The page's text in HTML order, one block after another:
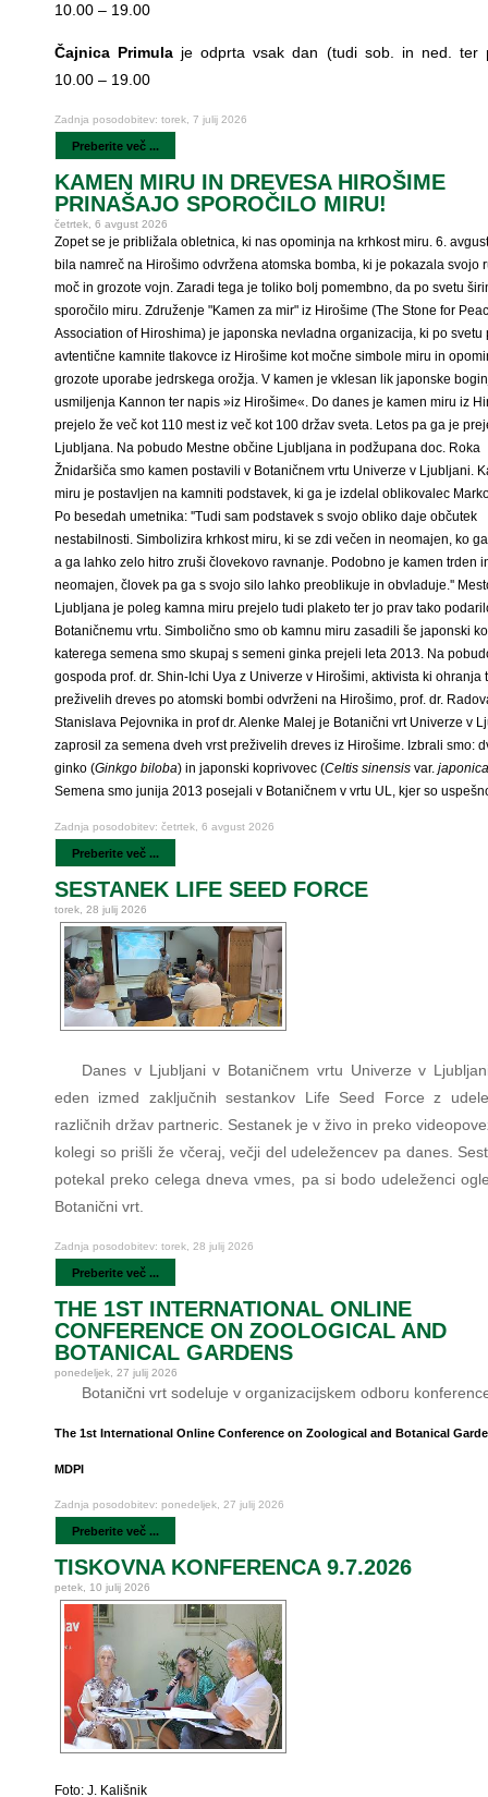
10.00 – 19.00
Čajnica Primula je odprta vsak dan (tudi sob. in ned. ter
10.00 – 19.00
Zadnja posodobitev: torek, 7 julij 2026
Preberite več ...
KAMEN MIRU IN DREVESA HIROŠIME
PRINAŠAJO SPOROČILO MIRU!
četrtek, 6 avgust 2026
Zopet se je približala obletnica, ki nas opominja na krhkost miru. 6.
bila namreč na Hirošimo odvržena atomska bomba, ki je pokazala svojo
moč in grozote vojn. Zaradi tega je toliko bolj pomembno, da po svetu
sporočilo miru. Združenje "Kamen za mir" iz Hirošime (The Stone for
Association of Hiroshima) je japonska nevladna organizacija, ki po svetu
avtentične kamnite tlakovce iz Hirošime kot močne simbole miru in
grozote uporabe jedrskega orožja. V kamen je vklesan lik japonske
usmiljenja Kannon ter napis »iz Hirošime«. Do danes je kamen miru iz
prejelo že več kot 110 mest iz več kot 100 držav sveta. Letos pa ga je
Ljubljana. Na pobudo Mestne občine Ljubljana in podžupana doc. Roka
Žnidaršiča smo kamen postavili v Botaničnem vrtu Univerze v Ljubljani.
miru je postavljen na kamniti podstavek, ki ga je izdelal oblikovalec
Po besedah umetnika: ''Tudi sam podstavek s svojo obliko daje občutek
nestabilnosti. Simbolizira krhkost miru, ki se zdi večen in neomajen, ko
a ga lahko zelo hitro zruši človekovo ravnanje. Podobno je kamen trden
neomajen, človek pa ga s svojo silo lahko preoblikuje in obvladuje.''
Ljubljana je poleg kamna miru prejelo tudi plaketo ter jo prav tako
Botaničnemu vrtu. Simbolično smo ob kamnu miru zasadili še japonski
katerega semena smo skupaj s semeni ginka prejeli leta 2013. Na
gospoda prof. dr. Shin-Ichi Uya z Univerze v Hirošimi, aktivista ki ohranja
preživelih dreves po atomski bombi odvrženi na Hirošimo, prof. dr.
Stanislava Pejovnika in prof dr. Alenke Malej je Botanični vrt Univerze v
zaprosil za semena dveh vrst preživelih dreves iz Hirošime. Izbrali smo:
ginko (Ginkgo biloba) in japonski koprivovec (Celtis sinensis var. japonica
Semena smo junija 2013 posejali v Botaničnem v vrtu UL, kjer so
Zadnja posodobitev: četrtek, 6 avgust 2026
Preberite več ...
SESTANEK LIFE SEED FORCE
torek, 28 julij 2026
Danes v Ljubljani v Botaničnem vrtu Univerze v
eden izmed zaključnih sestankov Life Seed Force z
različnih držav partneric. Sestanek je v živo in preko
kolegi so prišli že včeraj, večji del udeležencev pa danes.
potekal preko celega dneva vmes, pa si bodo udeleženci
Botanični vrt.
Zadnja posodobitev: torek, 28 julij 2026
Preberite več ...
THE 1ST INTERNATIONAL ONLINE
CONFERENCE ON ZOOLOGICAL AND
BOTANICAL GARDENS
ponedeljek, 27 julij 2026
Botanični vrt sodeluje v organizacijskem odboru
The 1st International Online Conference on Zoological and Botanical
MDPI
Zadnja posodobitev: ponedeljek, 27 julij 2026
Preberite več ...
TISKOVNA KONFERENCA 9.7.2026
petek, 10 julij 2026
Foto: J. Kališnik